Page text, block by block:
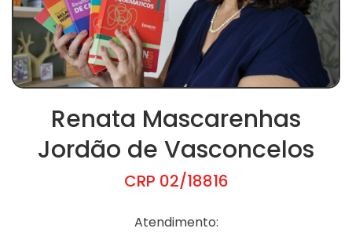
Renata Mascarenhas
Jordão de Vasconcelos
CRP 02/18816
Atendimento: